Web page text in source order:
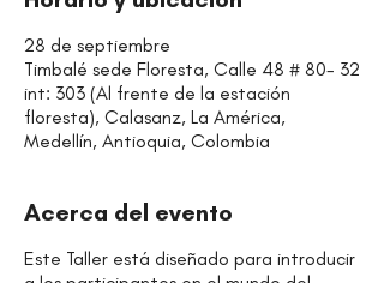
28 de septiembre
Timbalé sede Floresta, Calle 48 # 80- 32
int: 303 (Al frente de la estación
floresta), Calasanz, La América,
Medellín, Antioquia, Colombia
Acerca del evento
Este Taller está diseñado para introducir